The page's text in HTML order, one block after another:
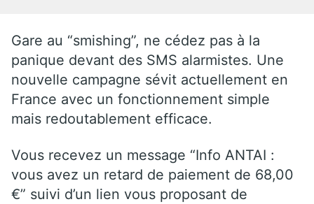
Gare au “smishing”, ne cédez pas à la
panique devant des SMS alarmistes. Une
nouvelle campagne sévit actuellement en
France avec un fonctionnement simple
mais redoutablement efficace.
Vous recevez un message “Info ANTAI :
vous avez un retard de paiement de 68,00
€” suivi d’un lien vous proposant de